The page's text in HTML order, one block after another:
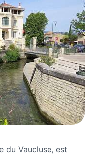
du Vaucluse, est